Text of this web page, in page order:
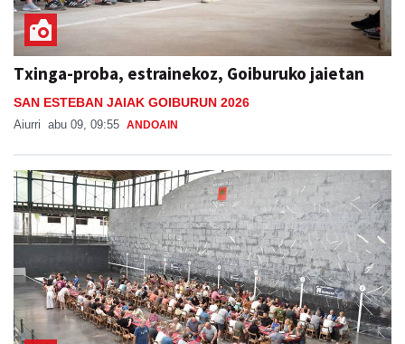
Txinga-proba, estrainekoz, Goiburuko jaietan
SAN ESTEBAN JAIAK GOIBURUN 2026
Aiurri abu 09, 09:55 ANDOAIN